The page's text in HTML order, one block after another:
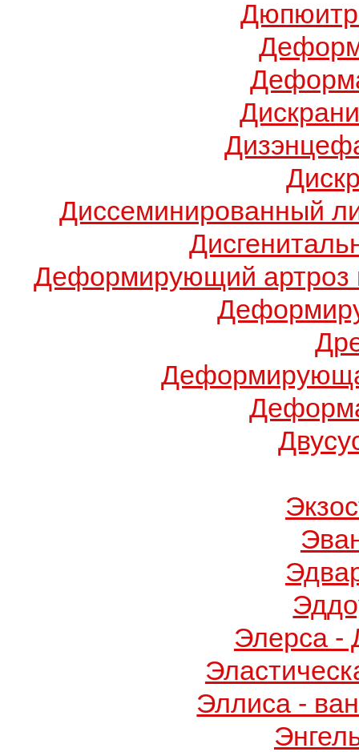
Диссеминированный
Деформирующий артроз
Элерса -
Эллиса -